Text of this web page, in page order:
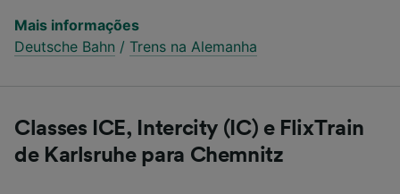
Mais informações
Deutsche Bahn / Trens na Alemanha
Classes ICE, Intercity (IC) e FlixTrain
de Karlsruhe para Chemnitz